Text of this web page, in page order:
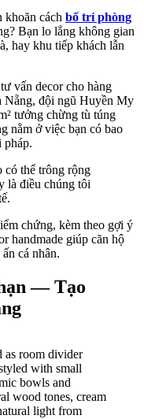
khoăn cách bố trí phòng
Bạn lo lắng không gian
hay khu tiếp khách lẫn
vấn decor cho hàng
Nẵng, đội ngũ Huyền My
tưởng chừng tù túng
nằm ở việc bạn có bao
pháp.
có thể trông rộng
là điều chúng tôi
chứng, kèm theo gợi ý
handmade giúp căn hộ
cá nhân.
— Tạo